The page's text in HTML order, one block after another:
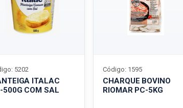
ITALAC
500G COM SAL
5202
CHARQUE BOVINO
RIOMAR PC-5KG
Código: 1595